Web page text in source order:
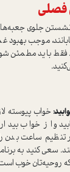
فصلی
جلوی
موجب بهبود
فقط باید مطمئن
خواب پیوسته
از خواب بیدار
تنظیم ساعت بدن
سعی کنید به
روحیه‌تان خوب است